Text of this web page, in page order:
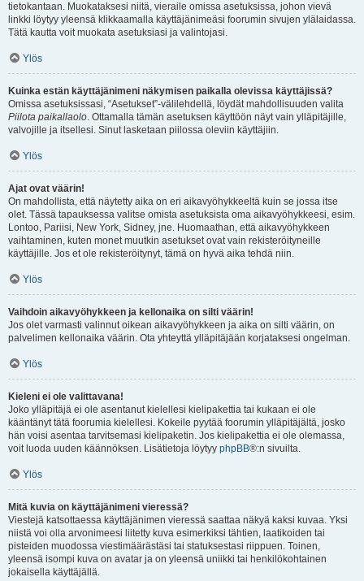
tietokantaan. Muokataksesi niitä, vieraile omissa asetuksissa, johon vievä
linkki löytyy yleensä klikkaamalla käyttäjänimeäsi foorumin sivujen ylälaidassa.
Tätä kautta voit muokata asetuksiasi ja valintojasi.
Ylös
Kuinka estän käyttäjänimeni näkymisen paikalla olevissa käyttäjissä?
Omissa asetuksissasi, “Asetukset”-välilehdellä, löydät mahdollisuuden valita
Piilota paikallaolo. Ottamalla tämän asetuksen käyttöön näyt vain ylläpitäjille,
valvojille ja itsellesi. Sinut lasketaan piilossa oleviin käyttäjiin.
Ylös
Ajat ovat väärin!
On mahdollista, että näytetty aika on eri aikavyöhykkeeltä kuin se jossa itse
olet. Tässä tapauksessa valitse omista asetuksista oma aikavyöhykkeesi, esim.
Lontoo, Pariisi, New York, Sidney, jne. Huomaathan, että aikavyöhykkeen
vaihtaminen, kuten monet muutkin asetukset ovat vain rekisteröityneille
käyttäjille. Jos et ole rekisteröitynyt, tämä on hyvä aika tehdä niin.
Ylös
Vaihdoin aikavyöhykkeen ja kellonaika on silti väärin!
Jos olet varmasti valinnut oikean aikavyöhykkeen ja aika on silti väärin, on
palvelimen kellonaika väärin. Ota yhteyttä ylläpitäjään korjataksesi ongelman.
Ylös
Kieleni ei ole valittavana!
Joko ylläpitäjä ei ole asentanut kielellesi kielipakettia tai kukaan ei ole
kääntänyt tätä foorumia kielellesi. Kokeile pyytää foorumin ylläpitäjältä, josko
hän voisi asentaa tarvitsemasi kielipaketin. Jos kielipakettia ei ole olemassa,
voit luoda uuden käännöksen. Lisätietoja löytyy phpBB®:n sivuilta.
Ylös
Mitä kuvia on käyttäjänimeni vieressä?
Viestejä katsottaessa käyttäjänimen vieressä saattaa näkyä kaksi kuvaa. Yksi
niistä voi olla arvonimeesi liitetty kuva esimerkiksi tähtien, laatikoiden tai
pisteiden muodossa viestimäärästäsi tai statuksestasi riippuen. Toinen,
yleensä isompi kuva on avatar ja on yleensä uniikki tai henkilökohtainen
jokaisella käyttäjällä.